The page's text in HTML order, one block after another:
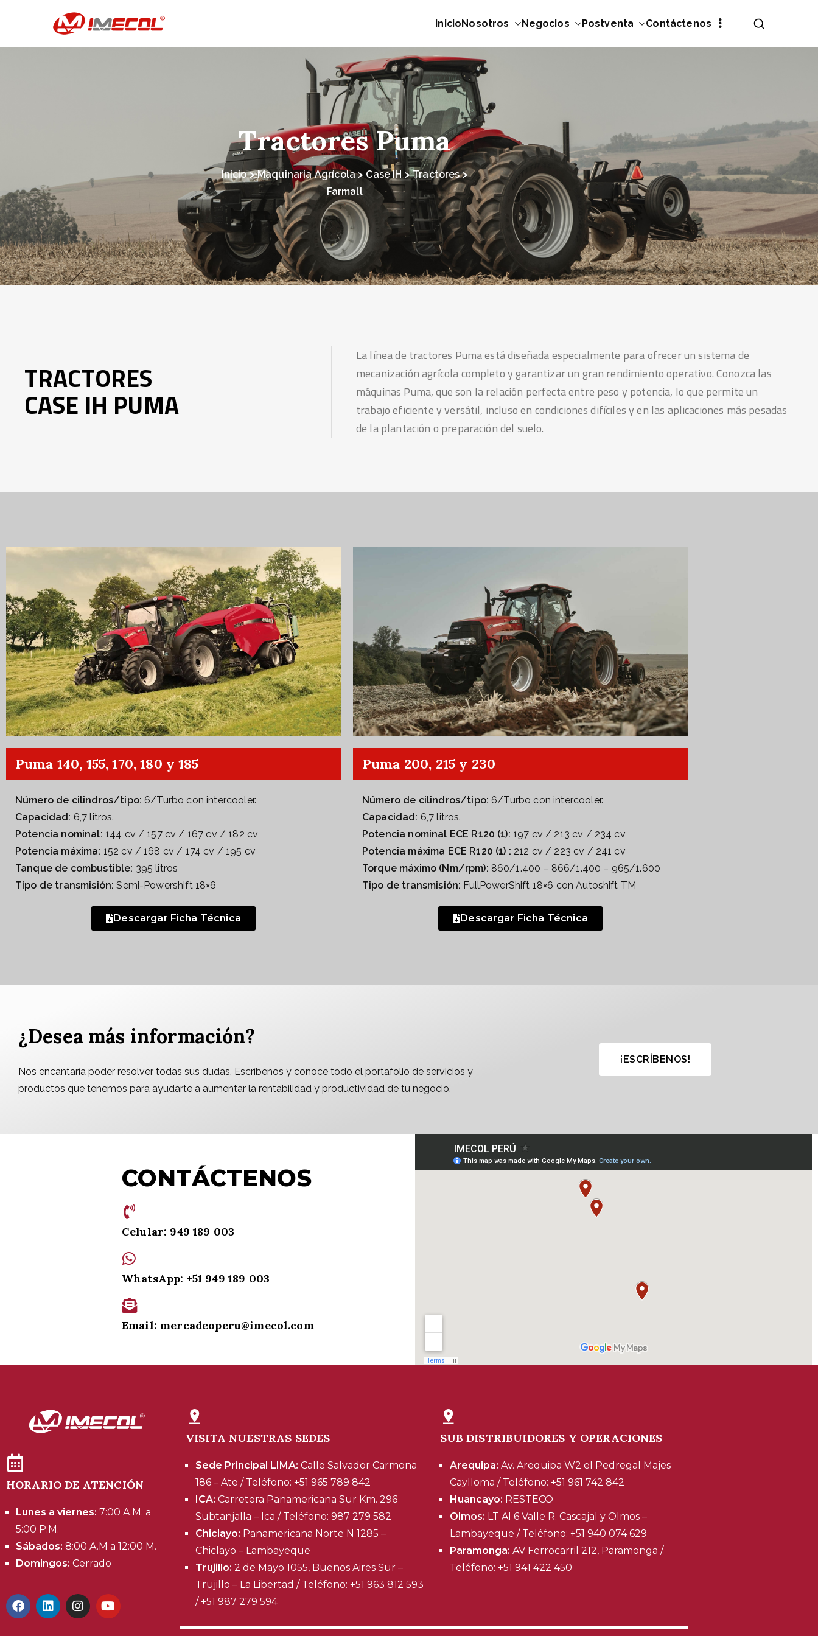
IMECOL – Expertos en maquinaria agrícola y
vehículos productivos
InicioNosotros Negocios Postventa Contáctenos
Tractores Puma
Inicio > Maquinaria Agrícola > Case IH > Tractores >
Farmall
TRACTORES
CASE IH PUMA
La línea de tractores Puma está diseñada especialmente para ofrecer un sistema de
mecanización agrícola completo y garantizar un gran rendimiento operativo. Conozca las
máquinas Puma, que son la relación perfecta entre peso y potencia, lo que permite un
trabajo eficiente y versátil, incluso en condiciones difíciles y en las aplicaciones más pesadas
de la plantación o preparación del suelo.
Puma 140, 155, 170, 180 y 185
Número de cilindros/tipo: 6/Turbo con intercooler.
Capacidad: 6,7 litros.
Potencia nominal: 144 cv / 157 cv / 167 cv / 182 cv
Potencia máxima: 152 cv / 168 cv / 174 cv / 195 cv
Tanque de combustible: 395 litros
Tipo de transmisión: Semi-Powershift 18×6
Descargar Ficha Técnica
Puma 200, 215 y 230
Número de cilindros/tipo: 6/Turbo con intercooler.
Capacidad: 6,7 litros.
Potencia nominal ECE R120 (1): 197 cv / 213 cv / 234 cv
Potencia máxima ECE R120 (1) : 212 cv / 223 cv / 241 cv
Torque máximo (Nm/rpm): 860/1.400 – 866/1.400 – 965/1.600
Tipo de transmisión: FullPowerShift 18×6 con Autoshift TM
Descargar Ficha Técnica
¿Desea más información?
Nos encantaría poder resolver todas sus dudas. Escríbenos y conoce todo el portafolio de servicios y
productos que tenemos para ayudarte a aumentar la rentabilidad y productividad de tu negocio.
¡ESCRÍBENOS!
CONTÁCTENOS
Celular: 949 189 003
WhatsApp: +51 949 189 003
Email: mercadeoperu@imecol.com
HORARIO DE ATENCIÓN
Lunes a viernes: 7:00 A.M. a
5:00 P.M.
Sábados: 8:00 A.M a 12:00 M.
Domingos: Cerrado
VISITA NUESTRAS SEDES
Sede Principal LIMA: Calle Salvador Carmona
186 – Ate / Teléfono: +51 965 789 842
ICA: Carretera Panamericana Sur Km. 296
Subtanjalla – Ica / Teléfono: 987 279 582
Chiclayo: Panamericana Norte N 1285 –
Chiclayo – Lambayeque
Trujillo: 2 de Mayo 1055, Buenos Aires Sur –
Trujillo – La Libertad / Teléfono: +51 963 812 593
/ +51 987 279 594
SUB DISTRIBUIDORES Y OPERACIONES
Arequipa: Av. Arequipa W2 el Pedregal Majes
Caylloma / Teléfono: +51 961 742 842
Huancayo: RESTECO
Olmos: LT AI 6 Valle R. Cascajal y Olmos –
Lambayeque / Teléfono: +51 940 074 629
Paramonga: AV Ferrocarril 212, Paramonga /
Teléfono: +51 941 422 450